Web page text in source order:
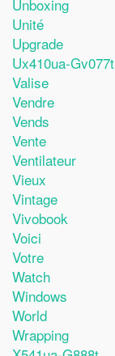
Unboxing
Unité
Upgrade
Ux410ua-Gv077t
Valise
Vendre
Vends
Vente
Ventilateur
Vieux
Vintage
Vivobook
Voici
Votre
Watch
Windows
World
Wrapping